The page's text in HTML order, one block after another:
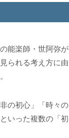
能楽師・世阿弥が
られる考え方に由
の初心」「時々の
いった複数の「初